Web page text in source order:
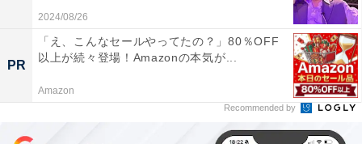
2024/08/26
PR
「え、こんなセールやってたの？」80％OFF
以上が続々登場！Amazonの本気が...
Amazon
Recommended by